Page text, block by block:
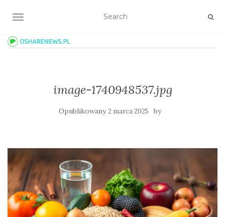
TOGGLE NAVIGATION
image-1740948537.jpg
Opublikowany2 marca 2025 by